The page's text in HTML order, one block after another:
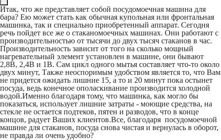
Итак, что же представляет собой посудомоечная машина для
бара? Ею может стать как обычная купольная или фронтальная
машинка, так и специально приобретенный аппарат. Сегодня
речь пойдет все же о стаканомоечных машинах. Они работают с
производительностью от тысячи до двух тысяч стаканов в час.
Производительность зависит от того на сколько мощный
нагревательный элемент установлен в машине, они бывают
2,8В, 2,4В и 1В. Сам цикл одного мытья составляет что-то около
двух минут, Также неоспоримым удобством является то, что Вам
не придется ожидать лишние 15, а то и 20 минут пока остынет
посуда, ведь конечное ополаскивание производится холодной
водой.Именно благодаря тому, что машинка, как могло бы
показаться, использует лишние затраты - моющие средства, на
стекле не остается подтеков, пятен и разводов, что в конце
концов, радует Ваших клиентов.Все, благодаря посудомоечной
машине для стаканов, посуда снова чистая и вернулась в оборот,
не правда ли очень удобно?